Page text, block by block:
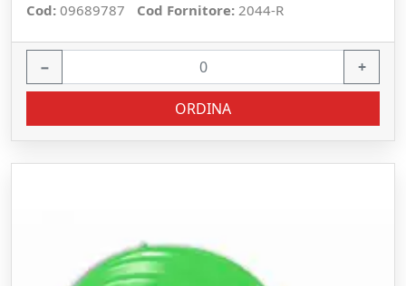
Cod: 09689787 Cod Fornitore: 2044-R
− +
ORDINA